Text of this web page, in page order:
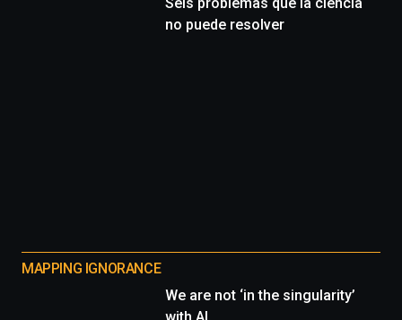
no puede resolver
MAPPING IGNORANCE
We are not ‘in the singularity’